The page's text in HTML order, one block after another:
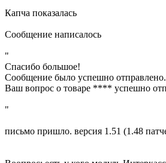
Капча показалась
Сообщение написалось
"
Спасибо большое!
Сообщение было успешно отправлено.
Ваш вопрос о товаре **** успешно
"
письмо пришло. версия 1.51 (1.48